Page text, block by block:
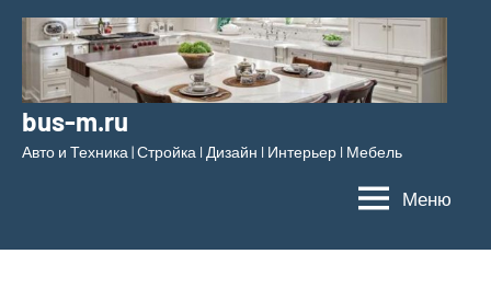
Перейти
содержимому
bus-m.ru
Авто и Техника | Стройка l Дизайн l Интерьер l Мебель
Меню